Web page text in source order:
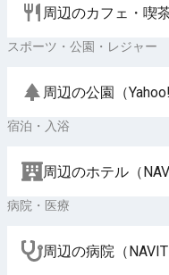
周辺のカフェ・喫
スポーツ・公園・レジャー
周辺の公園（
宿泊・入浴
周辺のホテル（
病院・医療
周辺の病院（